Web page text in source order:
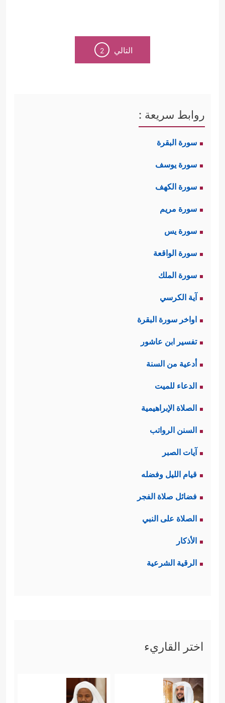
التالي 2
روابط سريعة :
سورة البقرة
سورة يوسف
سورة الكهف
سورة مريم
سورة يس
سورة الواقعة
سورة الملك
آية الكرسي
اواخر سورة البقرة
تفسير ابن عاشور
أدعية من السنة
الدعاء للميت
الصلاة الإبراهيمية
السنن الرواتب
آيات الصبر
قيام الليل وفضله
فضائل صلاة الفجر
الصلاة على النبي
الأذكار
الرقية الشرعية
اختر القاريء